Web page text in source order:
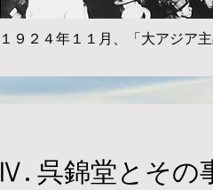
１９２４年１１月、「大アジア
Ⅳ. 呉錦堂とその